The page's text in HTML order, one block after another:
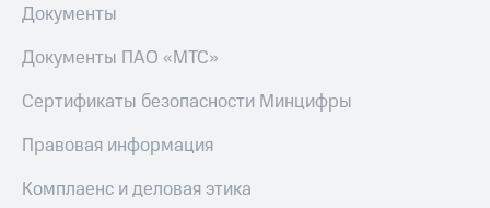
Документы
Документы ПАО «МТС»
Сертификаты безопасности Минцифры
Правовая информация
Комплаенс и деловая этика